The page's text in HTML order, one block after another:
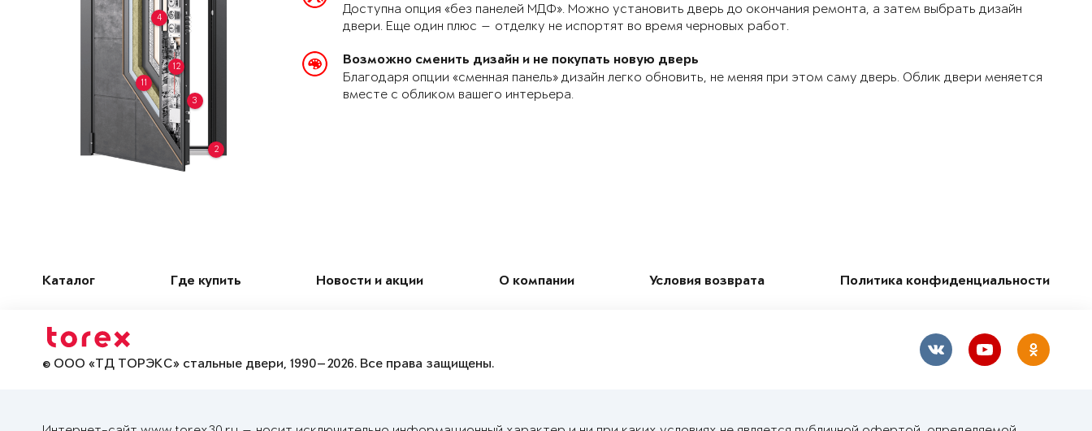
2
3
4
11
12
Доступна опция «без панелей МДФ». Можно установить дверь до окончания ремонта, а затем выбрать дизайн
двери. Еще один плюс — отделку не испортят во время черновых работ.
Возможно сменить дизайн и не покупать новую дверь
Благодаря опции «сменная панель» дизайн легко обновить, не меняя при этом саму дверь. Облик двери меняется
вместе с обликом вашего интерьера.
Каталог Где купить Новости и акции О компании Условия возврата Политика конфиденциальности
© ООО «ТД ТОРЭКС» стальные двери, 1990—2026. Все права защищены.